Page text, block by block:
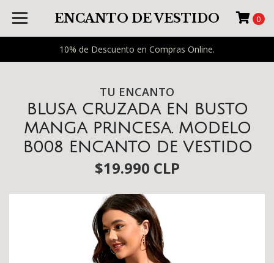
10% de Descuento en Compras Online.
ENCANTO DE VESTIDO 0
TU ENCANTO
BLUSA CRUZADA EN BUSTO
MANGA PRINCESA. MODELO
B008 ENCANTO DE VESTIDO
$19.990 CLP